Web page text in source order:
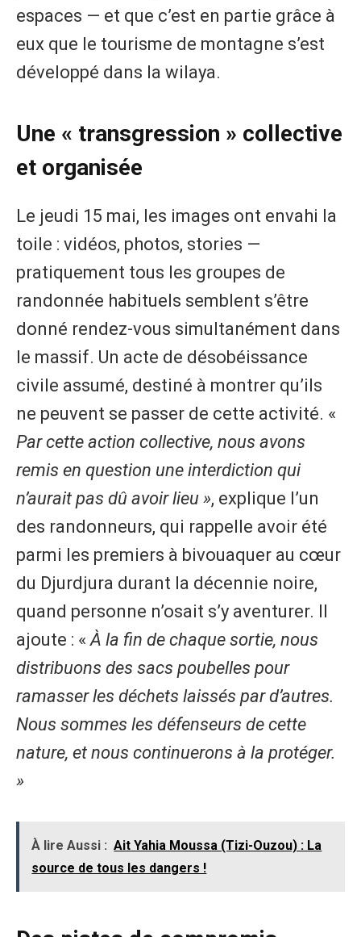
espaces — et que c’est en partie grâce à
eux que le tourisme de montagne s’est
développé dans la wilaya.
Une « transgression » collective
et organisée
Le jeudi 15 mai, les images ont envahi la
toile : vidéos, photos, stories —
pratiquement tous les groupes de
randonnée habituels semblent s’être
donné rendez-vous simultanément dans
le massif. Un acte de désobéissance
civile assumé, destiné à montrer qu’ils
ne peuvent se passer de cette activité. «
Par cette action collective, nous avons
remis en question une interdiction qui
n’aurait pas dû avoir lieu », explique l’un
des randonneurs, qui rappelle avoir été
parmi les premiers à bivouaquer au cœur
du Djurdjura durant la décennie noire,
quand personne n’osait s’y aventurer. Il
ajoute : « À la fin de chaque sortie, nous
distribuons des sacs poubelles pour
ramasser les déchets laissés par d’autres.
Nous sommes les défenseurs de cette
nature, et nous continuerons à la protéger.
»
À lire Aussi : Ait Yahia Moussa (Tizi-Ouzou) : La
source de tous les dangers !